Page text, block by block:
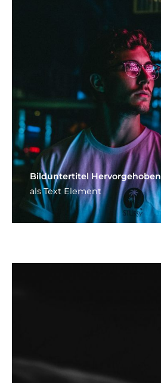
Bild­unter­titel Hervorgehoben
als Text Element